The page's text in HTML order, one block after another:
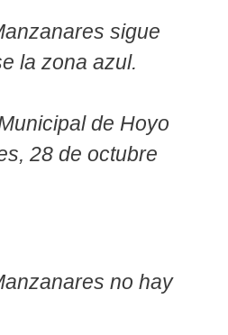
sigue
la zona azul.
de Hoyo
28 de octubre
no hay